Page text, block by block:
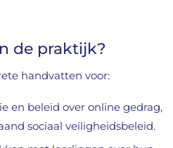
de praktijk?
handvatten voor:
en beleid over online gedrag,
sociaal veiligheidsbeleid.